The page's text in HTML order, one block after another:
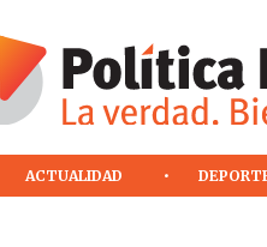
ACTUALIDAD